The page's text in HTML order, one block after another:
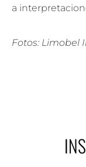
a
Fotos: Limobel